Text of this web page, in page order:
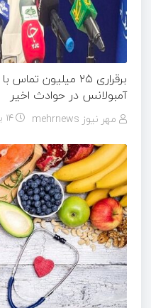
آمبولانس در حوادث اخیر
مهر نیوز mehrnews 14 بهمن 1404